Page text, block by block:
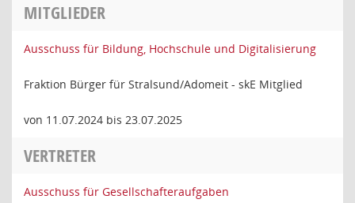
MITGLIEDER
Ausschuss für Bildung, Hochschule und Digitalisierung
Fraktion Bürger für Stralsund/Adomeit - skE Mitglied
von 11.07.2024 bis 23.07.2025
VERTRETER
Ausschuss für Gesellschafteraufgaben